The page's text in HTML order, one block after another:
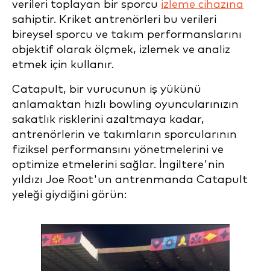
verileri toplayan bir sporcu izleme cihazına
sahiptir. Kriket antrenörleri bu verileri
bireysel sporcu ve takım performanslarını
objektif olarak ölçmek, izlemek ve analiz
etmek için kullanır.
Catapult, bir vurucunun iş yükünü
anlamaktan hızlı bowling oyuncularınızın
sakatlık risklerini azaltmaya kadar,
antrenörlerin ve takımların sporcularının
fiziksel performansını yönetmelerini ve
optimize etmelerini sağlar. İngiltere'nin
yıldızı Joe Root'un antrenmanda Catapult
yeleği giydiğini görün: